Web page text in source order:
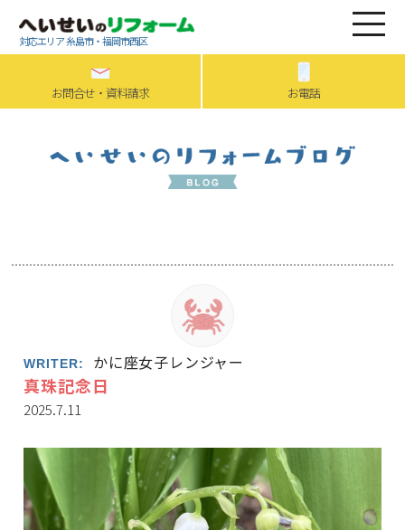
対応エリア 糸島市・福岡市西区
お問合せ・資料請求 お電話
WRITER: かに座女子レンジャー
真珠記念日
2025.7.11